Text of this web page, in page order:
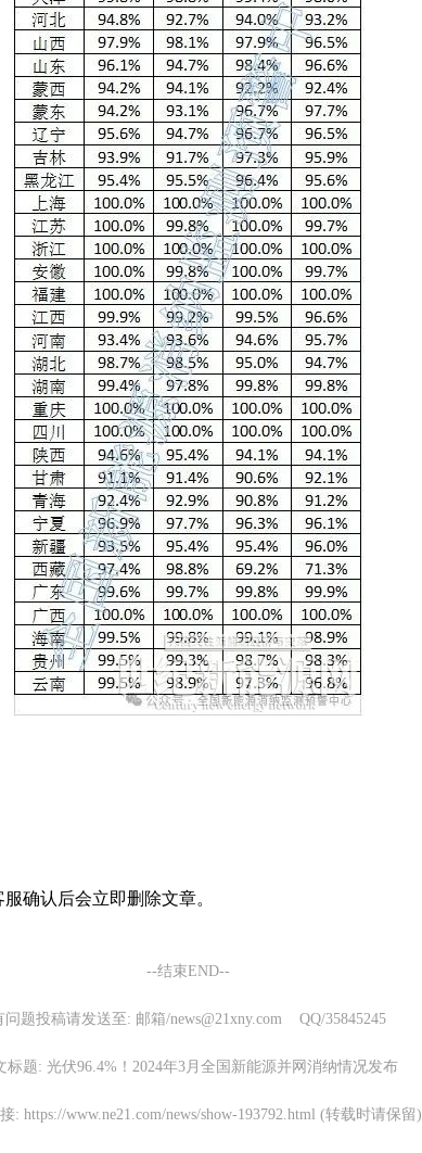
确认后会立即删除文章。
--结束END--
问题投稿请发送至: 邮箱/news@21xny.com QQ/35845245
标题: 光伏96.4%！2024年3月全国新能源并网消纳情况发布
: https://www.ne21.com/news/show-193792.html (转载时请保留)